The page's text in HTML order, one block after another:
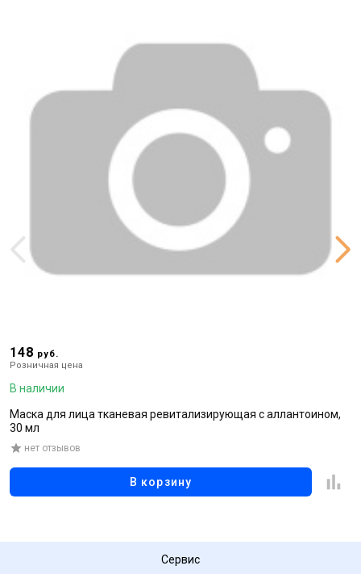
148 руб.
Розничная цена
В наличии
Маска для лица тканевая ревитализирующая с аллантоином,
30 мл
нет отзывов
В корзину
Сервис